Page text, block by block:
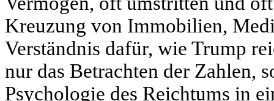
Kreuzung von Immobilien,
Verständnis dafür, wie Trump
nur das Betrachten der Zahlen,
Psychologie des Reichtums in